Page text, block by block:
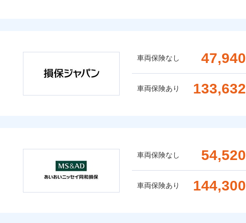
車両保険なし 47,940
車両保険あり 133,632
車両保険なし 54,520
車両保険あり 144,300